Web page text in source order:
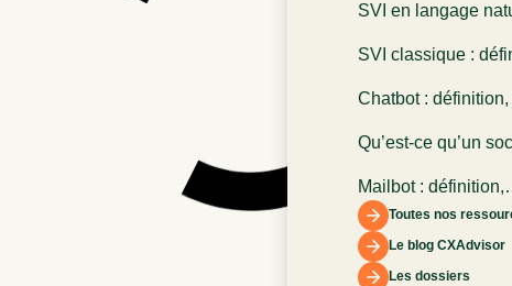
SVI en langage
l’expérience client
SVI classique :
expérience client
Chatbot :
Qu’est-ce qu’un
Mailbot : définition,
fonctionnement et
l’expérience client
Toutes nos
Le blog CXAdvisor
Les dossiers